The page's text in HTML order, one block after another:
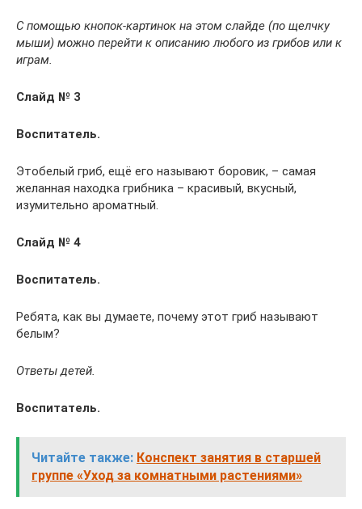
С помощью кнопок-картинок на этом слайде (по щелчку
мыши) можно перейти к описанию любого из грибов или к
играм.
Слайд № 3
Воспитатель.
Этобелый гриб, ещё его называют боровик, – самая
желанная находка грибника – красивый, вкусный,
изумительно ароматный.
Слайд № 4
Воспитатель.
Ребята, как вы думаете, почему этот гриб называют
белым?
Ответы детей.
Воспитатель.
Читайте также: Конспект занятия в старшей
группе «Уход за комнатными растениями»